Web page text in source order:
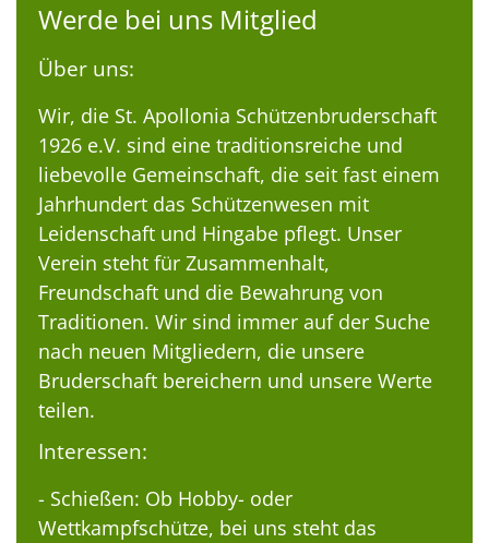
Werde bei uns Mitglied
Über uns:
Wir, die St. Apollonia Schützenbruderschaft
1926 e.V. sind eine traditionsreiche und
liebevolle Gemeinschaft, die seit fast einem
Jahrhundert das Schützenwesen mit
Leidenschaft und Hingabe pflegt. Unser
Verein steht für Zusammenhalt,
Freundschaft und die Bewahrung von
Traditionen. Wir sind immer auf der Suche
nach neuen Mitgliedern, die unsere
Bruderschaft bereichern und unsere Werte
teilen.
Interessen:
- Schießen: Ob Hobby- oder
Wettkampfschütze, bei uns steht das